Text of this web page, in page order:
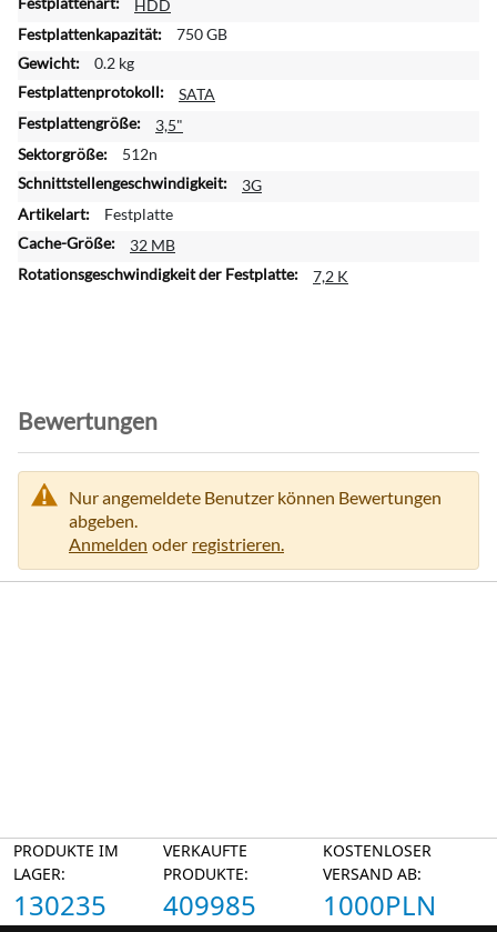
t
e
r
e
n
f
o
m
a
t
HDD
750 GB
0.2 kg
SATA
3,5"
512n
3G
Festplatte
32 MB
7,2 K
Bewertungen
Nur angemeldete Benutzer können Bewertungen
abgeben.
Anmelden oder registrieren.
PRODUKTE IM
LAGER:
130235
VERKAUFTE
PRODUKTE:
409985
KOSTENLOSER
VERSAND AB:
1000PLN